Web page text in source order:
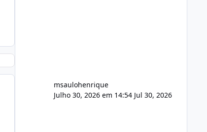
msaulohenrique
Julho 30, 2026 em 14:54 Jul 30, 2026